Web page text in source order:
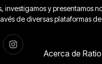
investigamos y presentamos
de diversas plataformas
Acerca de Ratio